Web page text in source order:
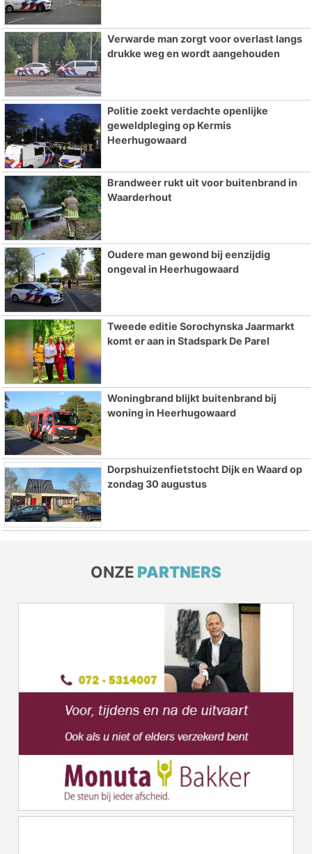
Verwarde man zorgt voor overlast langs
drukke weg en wordt aangehouden
Politie zoekt verdachte openlijke
geweldpleging op Kermis
Heerhugowaard
Brandweer rukt uit voor buitenbrand in
Waarderhout
Oudere man gewond bij eenzijdig
ongeval in Heerhugowaard
Tweede editie Sorochynska Jaarmarkt
komt er aan in Stadspark De Parel
Woningbrand blijkt buitenbrand bij
woning in Heerhugowaard
Dorpshuizenfietstocht Dijk en Waard op
zondag 30 augustus
ONZE PARTNERS